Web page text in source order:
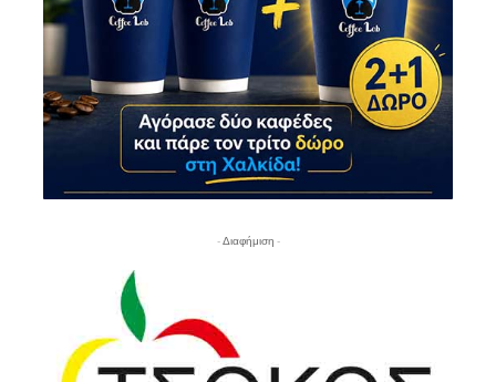
- Διαφήμιση -